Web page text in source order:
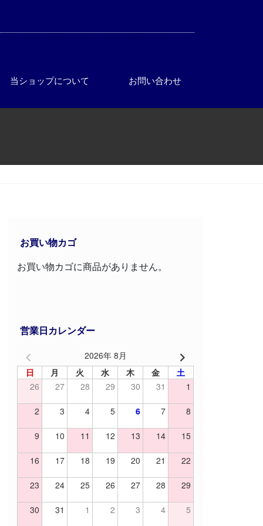
当ショップについて お問い合わせ
お買い物カゴ
お買い物カゴに商品がありません。
営業日カレンダー
2026年 8月
日
月 火 水 木 金
土
26
27 28 29 30 31 1
2 3 4 5 6 7 8
9 10 11 12 13 14 15
16 17 18 19 20 21 22
23 24 25 26 27 28 29
30 31 1 2 3 4 5